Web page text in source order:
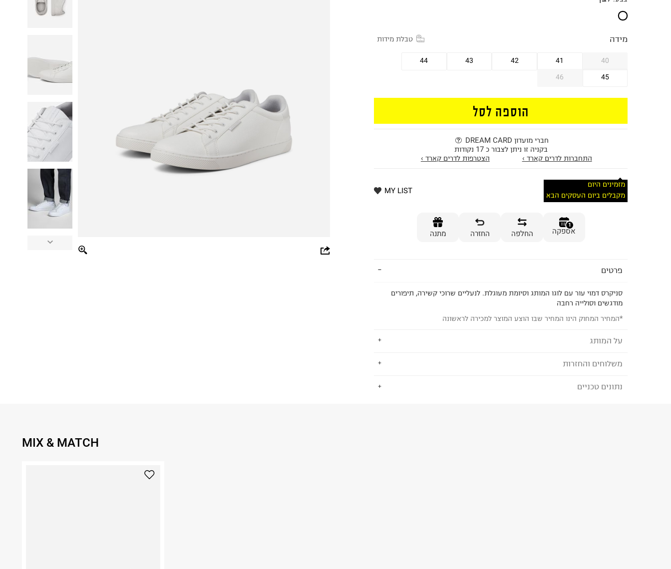
מידה טבלת מידות
40
41
42
43
44
45
46
הוספה לסל
חברי מועדון DREAM CARD
בקניה זו ניתן לצבור כ 17 נקודות
התחברות לדרים קארד ›
הצטרפות לדרים קארד ›
מזמינים היום
מקבלים ביום העסקים הבא
MY LIST
1
אספקה החלפה החזרה מתנה
פרטים
סניקרס דמוי עור עם לוגו המותג וסיומת מעוגלת. לנעליים שרוכי קשירה, תיפורים
מודגשים וסולייה רחבה
*המחיר המחוק הינו המחיר שבו הוצע המוצר למכירה לראשונה
על המותג
JACK AND JONES
משלוחים והחזרות
לבחירת בשיטת המשלוח המתאימה לכם,
נתונים טכניים
MIX & MATCH